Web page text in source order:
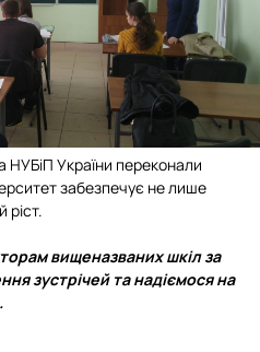
НУБіП України переконали
забезпечує не лише
ріст.
вищеназваних шкіл за
зустрічей та надіємося на